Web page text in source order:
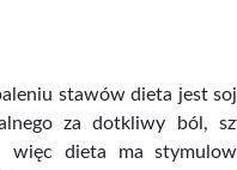
stawów dieta jest
za dotkliwy ból,
więc dieta ma